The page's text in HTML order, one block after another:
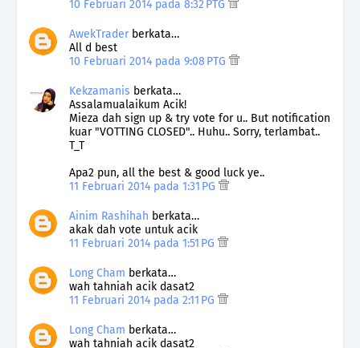
10 Februari 2014 pada 8:32 PTG
AwekTraderberkata…
All d best
10 Februari 2014 pada 9:08 PTG
Kekzamanis berkata…
Assalamualaikum Acik!
Mieza dah sign up & try vote for u.. But notification
kuar "VOTTING CLOSED".. Huhu.. Sorry, terlambat..
T_T
Apa2 pun, all the best & good luck ye..
11 Februari 2014 pada 1:31 PG
Ainim Rashihah berkata…
akak dah vote untuk acik
11 Februari 2014 pada 1:51 PG
Long Cham berkata…
wah tahniah acik dasat2
11 Februari 2014 pada 2:11 PG
Long Cham berkata…
wah tahniah acik dasat2